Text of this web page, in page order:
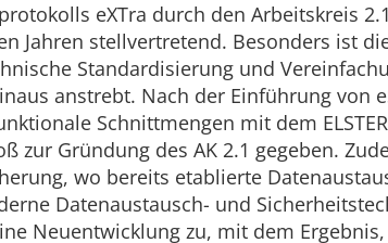
eXTra durch den Arbeitskreis
Jahren stellvertretend. Besonders ist
Standardisierung und
anstrebt. Nach der Einführung von
Schnittmengen mit dem
zur Gründung des AK 2.1 gegeben.
wo bereits etablierte
Datenaustausch- und
Neuentwicklung zu, mit dem